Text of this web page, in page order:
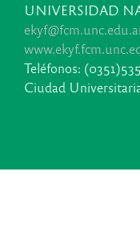
UNIVERSIDAD
Teléfonos:
Ciudad